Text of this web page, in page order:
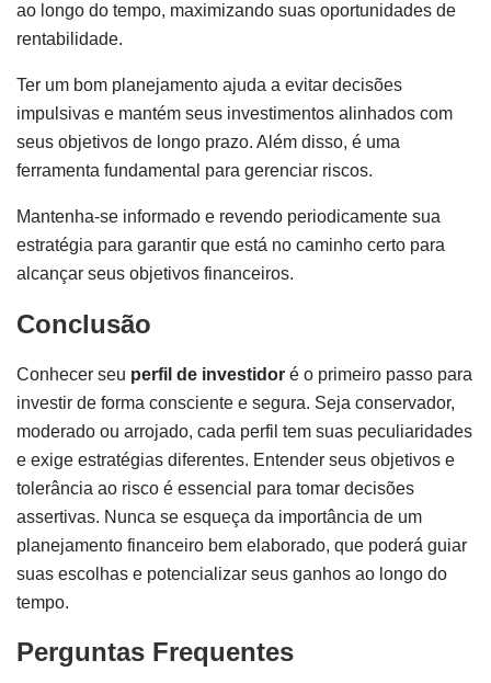
ao longo do tempo, maximizando suas oportunidades de
rentabilidade.
Ter um bom planejamento ajuda a evitar decisões
impulsivas e mantém seus investimentos alinhados com
seus objetivos de longo prazo. Além disso, é uma
ferramenta fundamental para gerenciar riscos.
Mantenha-se informado e revendo periodicamente sua
estratégia para garantir que está no caminho certo para
alcançar seus objetivos financeiros.
Conclusão
Conhecer seu perfil de investidor é o primeiro passo para
investir de forma consciente e segura. Seja conservador,
moderado ou arrojado, cada perfil tem suas peculiaridades
e exige estratégias diferentes. Entender seus objetivos e
tolerância ao risco é essencial para tomar decisões
assertivas. Nunca se esqueça da importância de um
planejamento financeiro bem elaborado, que poderá guiar
suas escolhas e potencializar seus ganhos ao longo do
tempo.
Perguntas Frequentes